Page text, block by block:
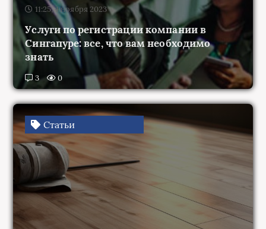
11:25, 4 ноября 2023
Услуги по регистрации компании в
Сингапуре: все, что вам необходимо
знать
3 0
Статьи